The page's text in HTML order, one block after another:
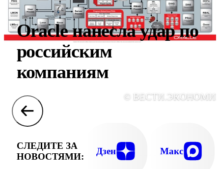
Oracle нанесла удар по
российским
компаниям
©
СЛЕДИТЕ ЗА
НОВОСТЯМИ:
Дзен Макс